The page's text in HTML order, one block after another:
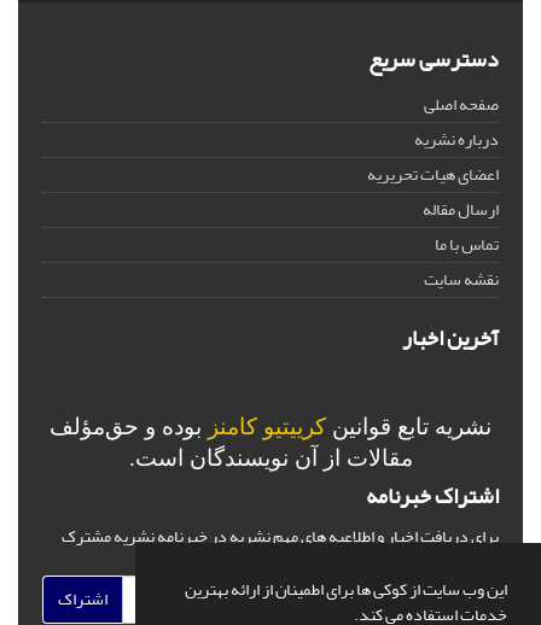
این وب سایت از کوکی ها برای اطمینان از ارائه بهترین
خدمات استفاده می کند.
دسترسی سریع
صفحه اصلی
درباره نشریه
اعضای هیات تحریریه
ارسال مقاله
تماس با ما
نقشه سایت
آخرین اخبار
نشریه تابع قوانین کرییتیو کامنز بوده و حق‌مؤلف
مقالات از آن نویسندگان است.
اشتراک خبرنامه
برای دریافت اخبار و اطلاعیه های مهم نشریه در خبرنامه نشریه مشترک
اشتراک